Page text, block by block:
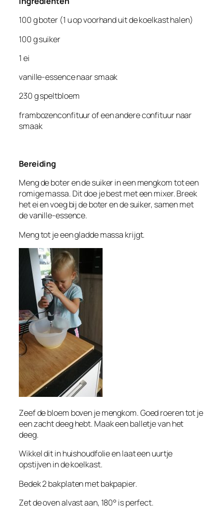
100 g boter (1 u op voorhand uit de koelkast halen)
100 g suiker
1 ei
vanille-essence naar smaak
230 g speltbloem
frambozenconfituur of een andere confituur naar
smaak
Bereiding
Meng de boter en de suiker in een mengkom tot een
romige massa. Dit doe je best met een mixer. Breek
het ei en voeg bij de boter en de suiker, samen met
de vanille-essence.
Meng tot je een gladde massa krijgt.
Zeef de bloem boven je mengkom. Goed roeren tot je
een zacht deeg hebt. Maak een balletje van het
deeg.
Wikkel dit in huishoudfolie en laat een uurtje
opstijven in de koelkast.
Bedek 2 bakplaten met bakpapier.
Zet de oven alvast aan, 180° is perfect.